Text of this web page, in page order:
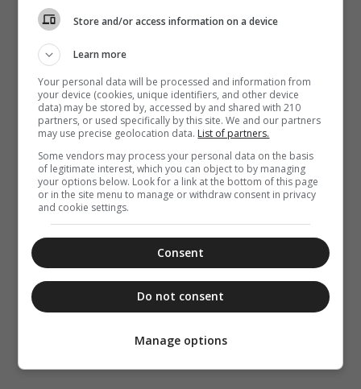
Store and/or access information on a device
Learn more
Your personal data will be processed and information from
your device (cookies, unique identifiers, and other device
data) may be stored by, accessed by and shared with 210
partners, or used specifically by this site. We and our partners
may use precise geolocation data. List of partners.
Some vendors may process your personal data on the basis
of legitimate interest, which you can object to by managing
your options below. Look for a link at the bottom of this page
or in the site menu to manage or withdraw consent in privacy
and cookie settings.
Consent
Do not consent
Manage options